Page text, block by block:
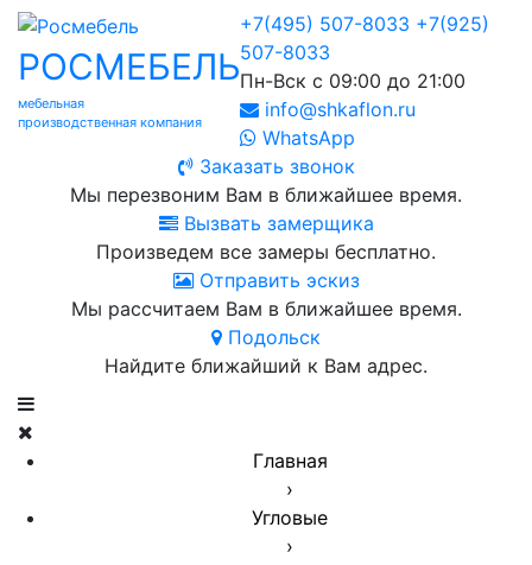
РОСМЕБЕЛЬ
мебельная
производственная компания
+7(495) 507-8033 +7(925)
507-8033
Пн-Вск с 09:00 до 21:00
info@shkaflon.ru
WhatsApp
Заказать звонок
Мы перезвоним Вам в ближайшее время.
Вызвать замерщика
Произведем все замеры бесплатно.
Отправить эскиз
Мы рассчитаем Вам в ближайшее время.
Подольск
Найдите ближайший к Вам адрес.
Главная
›
Угловые
›